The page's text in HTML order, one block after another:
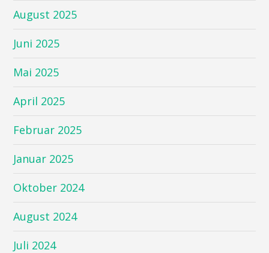
August 2025
Juni 2025
Mai 2025
April 2025
Februar 2025
Januar 2025
Oktober 2024
August 2024
Juli 2024